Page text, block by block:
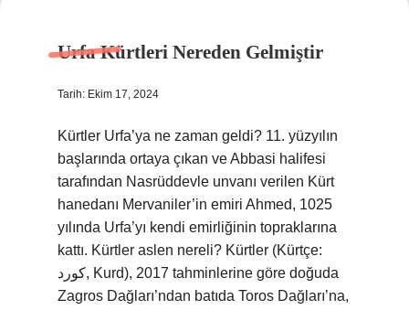
Urfa Kürtleri Nereden Gelmiştir
Tarih: Ekim 17, 2024
Kürtler Urfa’ya ne zaman geldi? 11. yüzyılın
başlarında ortaya çıkan ve Abbasi halifesi
tarafından Nasrüddevle unvanı verilen Kürt
hanedanı Mervaniler’in emiri Ahmed, 1025
yılında Urfa’yı kendi emirliğinin topraklarına
kattı. Kürtler aslen nereli? Kürtler (Kürtçe:
کورد, Kurd), 2017 tahminlerine göre doğuda
Zagros Dağları’ndan batıda Toros Dağları’na,